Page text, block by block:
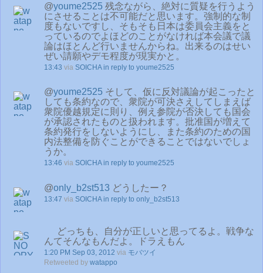
@youme2525 残念ながら、絶対に質疑を行うよう
にさせることは不可能だと思います。強制的な制
度もないですし、そもそも日本は委員会主義をと
っているのでよほどのことがなければ本会議で議
論はほとんど行いませんからね。出来るのはせい
ぜい請願やデモ程度が現実かと。
13:43 via SOICHA in reply to youme2525
@youme2525 そして、仮に反対議論が起こったと
しても条約なので、衆院が可決さえしてしまえば
衆院優越規定に則り、例え参院が否決しても国会
が承認されたものと扱われます。批准国が増えて
条約発行をしないようにし、また条約のための国
内法整備を防ぐことができることではないでしょ
うか。
13:46 via SOICHA in reply to youme2525
@only_b2st513 どうしたー？
13:47 via SOICHA in reply to only_b2st513
どっちも、自分が正しいと思ってるよ。戦争な
んてそんなもんだよ。ドラえもん
1:20 PM Sep 03, 2012 via モバツイ
Retweeted by watappo